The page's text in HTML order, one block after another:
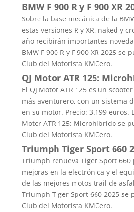
BMW F 900 R y F 900 XR
Sobre la base mecánica de la
estas versiones R y XR, naked y
año recibirán importantes
BMW F 900 R y F 900 XR 2025 se
Club del Motorista KMCero.
QJ Motor ATR 125:
El QJ Motor ATR 125 es un
más aventurero, con un sistema
en su motor. Precio: 3.199 euros.
Motor ATR 125: Microhíbrido se
Club del Motorista KMCero.
Triumph Tiger Sport 660
Triumph renueva Tiger Sport 660
mejoras en la electrónica y el
de las mejores motos trail de
Triumph Tiger Sport 660 2025 se
Club del Motorista KMCero.